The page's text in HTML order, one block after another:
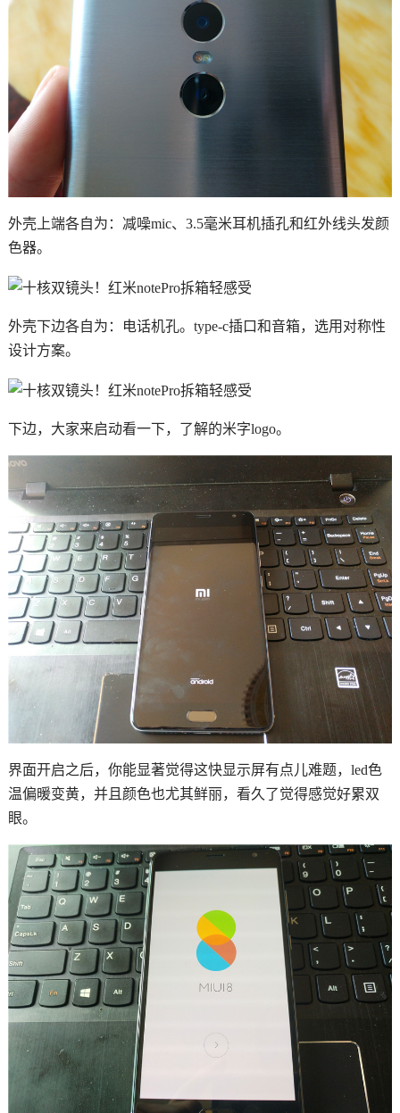
外壳上端各自为：减噪mic、3.5毫米耳机插孔和红外线头发颜
色器。
外壳下边各自为：电话机孔。type-c插口和音箱，选用对称性
设计方案。
下边，大家来启动看一下，了解的米字logo。
界面开启之后，你能显著觉得这快显示屏有点儿难题，led色
温偏暖变黄，并且颜色也尤其鲜丽，看久了觉得感觉好累双
眼。